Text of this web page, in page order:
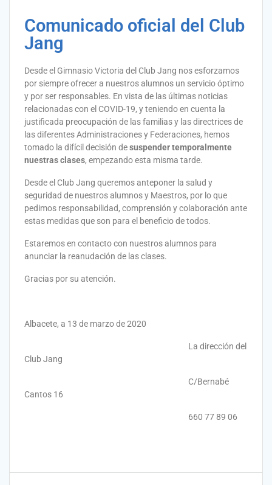
Comunicado oficial del Club
Jang
Desde el Gimnasio Victoria del Club Jang nos esforzamos
por siempre ofrecer a nuestros alumnos un servicio óptimo
y por ser responsables. En vista de las últimas noticias
relacionadas con el COVID-19, y teniendo en cuenta la
justificada preocupación de las familias y las directrices de
las diferentes Administraciones y Federaciones, hemos
tomado la difícil decisión desuspender temporalmente
nuestras clases, empezando esta misma tarde.
Desde el Club Jang queremos anteponer la salud y
seguridad de nuestros alumnos y Maestros, por lo que
pedimos responsabilidad, comprensión y colaboración ante
estas medidas que son para el beneficio de todos.
Estaremos en contacto con nuestros alumnos para
anunciar la reanudación de las clases.
Gracias por su atención.
Albacete, a 13 de marzo de 2020
La dirección del
Club Jang
C/Bernabé
Cantos 16
660 77 89 06